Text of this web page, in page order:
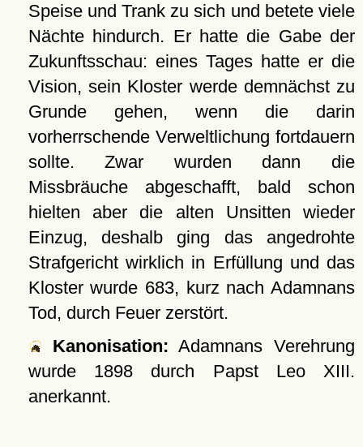
Speise und Trank zu sich und betete viele
Nächte hindurch. Er hatte die Gabe der
Zukunftsschau: eines Tages hatte er die
Vision, sein Kloster werde demnächst zu
Grunde gehen, wenn die darin
vorherrschende Verweltlichung fortdauern
sollte. Zwar wurden dann die
Missbräuche abgeschafft, bald schon
hielten aber die alten Unsitten wieder
Einzug, deshalb ging das angedrohte
Strafgericht wirklich in Erfüllung und das
Kloster wurde 683, kurz nach Adamnans
Tod, durch Feuer zerstört.
Kanonisation: Adamnans Verehrung
wurde 1898 durch Papst Leo XIII.
anerkannt.